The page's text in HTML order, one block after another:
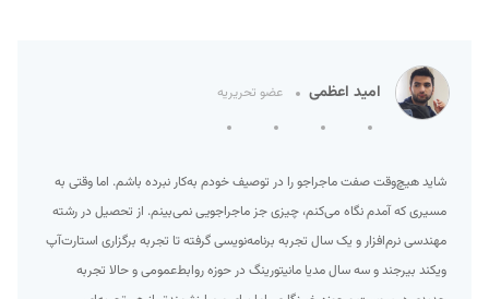
امید اعظمی عضو تحریریه
شاید هیچ‌وقت صفت ماجراجو را در توصیف خودم به‌کار نبرده‌ باشم. اما وقتی به
مسیری که آمدم نگاه می‌کنم، چیزی جز ماجراجویی نمی‌بینم. از تحصیل در رشته
مهندسی نرم‌افزار و یک سال تجربه برنامه‌نویسی گرفته تا تجربه برگزاری استارت‌آپ
ویکند بیرجند و سه سال مدیا مانیتورینگ در حوزه روابط‌عمومی و حالا تجربه